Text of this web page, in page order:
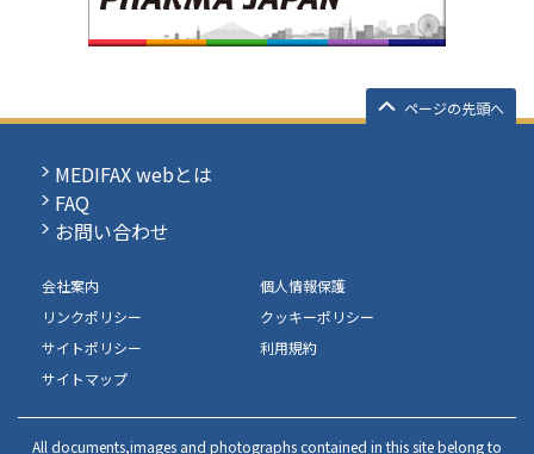
ページの先頭へ
MEDIFAX webとは
FAQ
お問い合わせ
会社案内
個人情報保護
リンクポリシー
クッキーポリシー
サイトポリシー
利用規約
サイトマップ
All documents,images and photographs contained in this site belong to